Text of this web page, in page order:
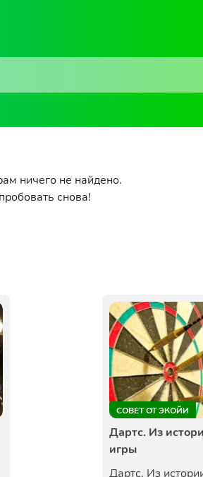
ничего не найдено.
снова!
СОВЕТ ОТ ЭКОЙИ
Дартс. Из
игры
Дартс. Из